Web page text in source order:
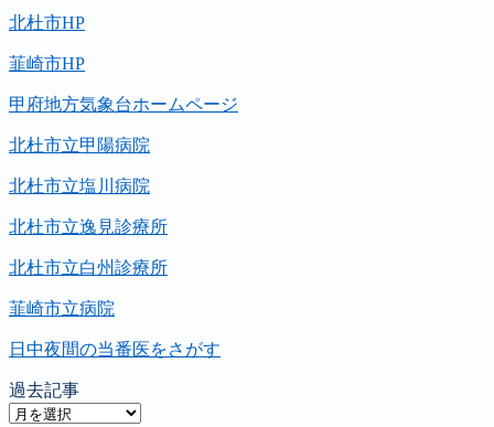
北杜市HP
韮崎市HP
甲府地方気象台ホームページ
北杜市立甲陽病院
北杜市立塩川病院
北杜市立逸見診療所
北杜市立白州診療所
韮崎市立病院
日中夜間の当番医をさがす
過去記事
過